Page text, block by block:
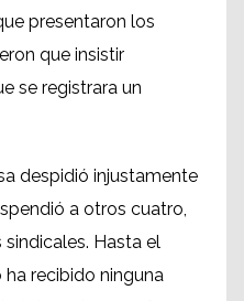
presentaron los
que insistir
se registrara un
despidió injustamente
a otros cuatro,
Hasta el
recibido ninguna